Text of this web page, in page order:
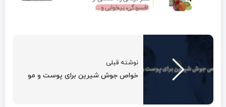
نوشته قبلی
خواص جوش شیرین برای پوست و مو